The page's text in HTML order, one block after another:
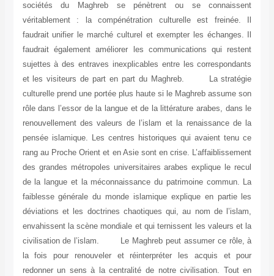
sociétés du Maghreb se pénètrent ou se
véritablement : la compénétration culturelle est
faudrait unifier le marché culturel et exempter les
faudrait également améliorer les communications qui
sujettes à des entraves inexplicables entre les
et les visiteurs de part en part du Maghreb. La
culturelle prend une portée plus haute si le Maghreb assume
rôle dans l’essor de la langue et de la littérature arabes,
renouvellement des valeurs de l’islam et la renaissance
pensée islamique. Les centres historiques qui avaient
rang au Proche Orient et en Asie sont en crise.
des grandes métropoles universitaires arabes explique le
de la langue et la méconnaissance du patrimoine
faiblesse générale du monde islamique explique en partie
déviations et les doctrines chaotiques qui, au nom de
envahissent la scène mondiale et qui ternissent les valeurs
civilisation de l’islam. Le Maghreb peut assumer ce
la fois pour renouveler et réinterpréter les acquis et
redonner un sens à la centralité de notre civilisation.